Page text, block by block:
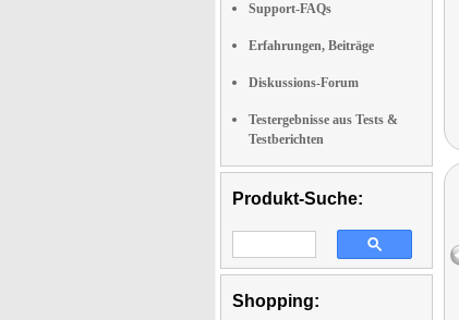
Support-FAQs
Erfahrungen, Beiträge
Diskussions-Forum
Testergebnisse aus Tests &
Testberichten
Produkt-Suche:
Shopping: